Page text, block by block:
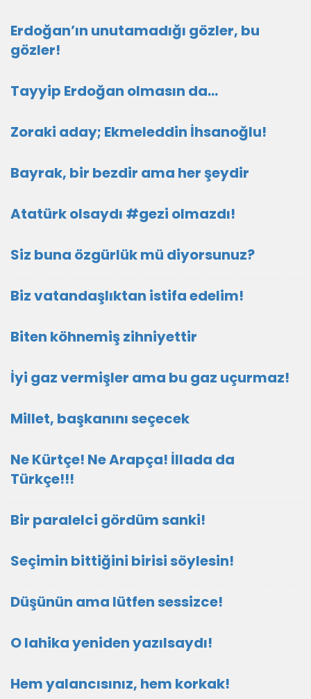
Erdoğan’ın unutamadığı gözler, bu
gözler!
Tayyip Erdoğan olmasın da…
Zoraki aday; Ekmeleddin İhsanoğlu!
Bayrak, bir bezdir ama her şeydir
Atatürk olsaydı #gezi olmazdı!
Siz buna özgürlük mü diyorsunuz?
Biz vatandaşlıktan istifa edelim!
Biten köhnemiş zihniyettir
İyi gaz vermişler ama bu gaz uçurmaz!
Millet, başkanını seçecek
Ne Kürtçe! Ne Arapça! İllada da
Türkçe!!!
Bir paralelci gördüm sanki!
Seçimin bittiğini birisi söylesin!
Düşünün ama lütfen sessizce!
O lahika yeniden yazılsaydı!
Hem yalancısınız, hem korkak!